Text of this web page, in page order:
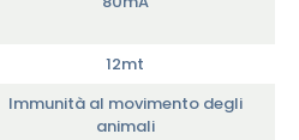
12mt
Immunità al movimento degli
animali